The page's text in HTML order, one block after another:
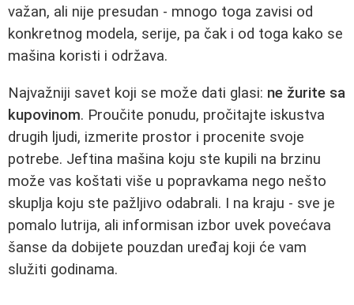
važan, ali nije presudan - mnogo toga zavisi od
konkretnog modela, serije, pa čak i od toga kako se
mašina koristi i održava.
Najvažniji savet koji se može dati glasi: ne žurite sa
kupovinom. Proučite ponudu, pročitajte iskustva
drugih ljudi, izmerite prostor i procenite svoje
potrebe. Jeftina mašina koju ste kupili na brzinu
može vas koštati više u popravkama nego nešto
skuplja koju ste pažljivo odabrali. I na kraju - sve je
pomalo lutrija, ali informisan izbor uvek povećava
šanse da dobijete pouzdan uređaj koji će vam
služiti godinama.